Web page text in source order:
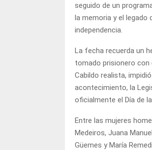
seguido de un
la memoria y el legado
independencia.
La fecha recuerda un
tomado prisionero con
Cabildo realista,
acontecimiento, la
oficialmente el Día de
Entre las mujeres
Medeiros, Juana
Güemes y María